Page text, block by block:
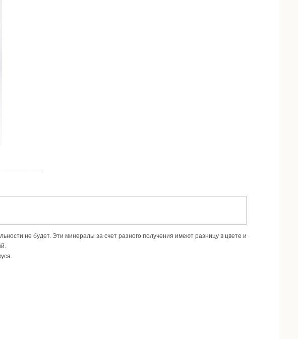
не будет. Эти минералы за счет разного получения имеют разницу в цвете и